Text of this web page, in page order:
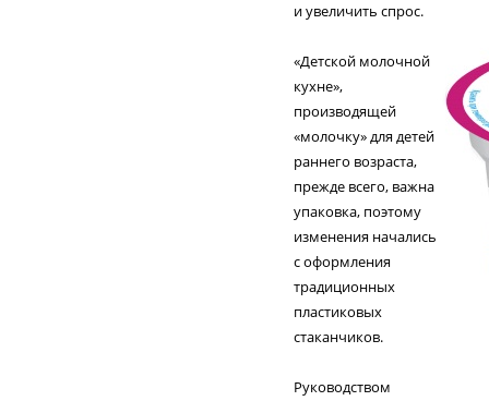
и увеличить спрос.
«Детской молочной
кухне»,
производящей
«молочку» для детей
раннего возраста,
прежде всего, важна
упаковка, поэтому
изменения начались
с оформления
традиционных
пластиковых
стаканчиков.
Руководством